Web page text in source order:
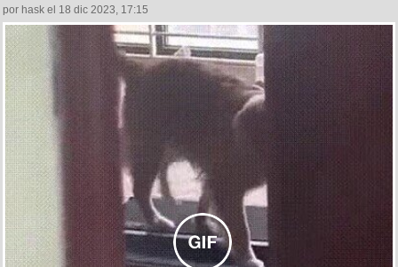
por hask el 18 dic 2023, 17:15